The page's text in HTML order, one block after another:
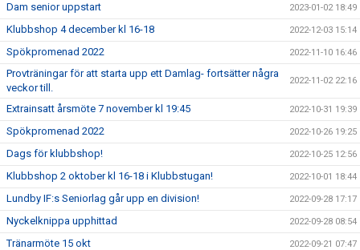
Dam senior uppstart 2023-01-02 18:49
Klubbshop 4 december kl 16-18 2022-12-03 15:14
Spökpromenad 2022 2022-11-10 16:46
Provträningar för att starta upp ett Damlag- fortsätter några
veckor till.
2022-11-02 22:16
Extrainsatt årsmöte 7 november kl 19:45 2022-10-31 19:39
Spökpromenad 2022 2022-10-26 19:25
Dags för klubbshop! 2022-10-25 12:56
Klubbshop 2 oktober kl 16-18 i Klubbstugan! 2022-10-01 18:44
Lundby IF:s Seniorlag går upp en division! 2022-09-28 17:17
Nyckelknippa upphittad 2022-09-28 08:54
Tränarmöte 15 okt 2022-09-21 07:47